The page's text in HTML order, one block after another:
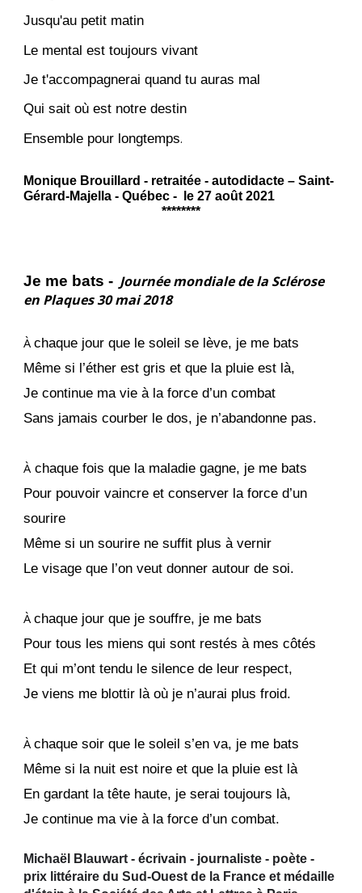
Jusqu'au petit matin
Le mental est toujours vivant
Je t'accompagnerai quand tu auras mal
Qui sait où est notre destin
Ensemble pour longtemps.
Monique Brouillard - retraitée - autodidacte – Saint-
Gérard-Majella - Québec - le 27 août 2021
********
Je me bats - Journée mondiale de la Sclérose
en Plaques 30 mai 2018
Àchaque jour que le soleil se lève, je me bats
Même si l’éther est gris et que la pluie est là,
Je continue ma vie à la force d’un combat
Sans jamais courber le dos, je n’abandonne pas.
À chaque fois que la maladie gagne, je me bats
Pour pouvoir vaincre et conserver la force d’un
sourire
Même si un sourire ne suffit plus à vernir
Le visage que l’on veut donner autour de soi.
Àchaque jour que je souffre, je me bats
Pour tous les miens qui sont restés à mes côtés
Et qui m’ont tendu le silence de leur respect,
Je viens me blottir là où je n’aurai plus froid.
Àchaque soir que le soleil s’en va, je me bats
Même si la nuit est noire et que la pluie est là
En gardant la tête haute, je serai toujours là,
Je continue ma vie à la force d’un combat.
Michaël Blauwart - écrivain - journaliste - poète -
prix littéraire du Sud-Ouest de la France et médaille